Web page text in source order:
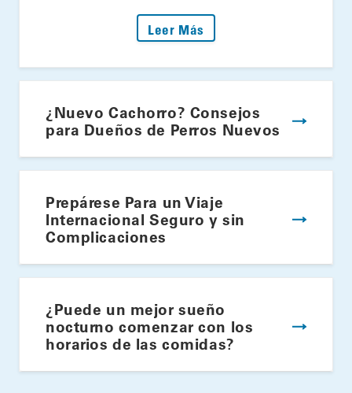
Leer Más
¿Nuevo Cachorro? Consejos
para Dueños de Perros Nuevos
Prepárese Para un Viaje
Internacional Seguro y sin
Complicaciones
¿Puede un mejor sueño
nocturno comenzar con los
horarios de las comidas?